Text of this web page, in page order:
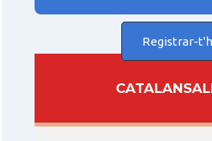
Registrar-